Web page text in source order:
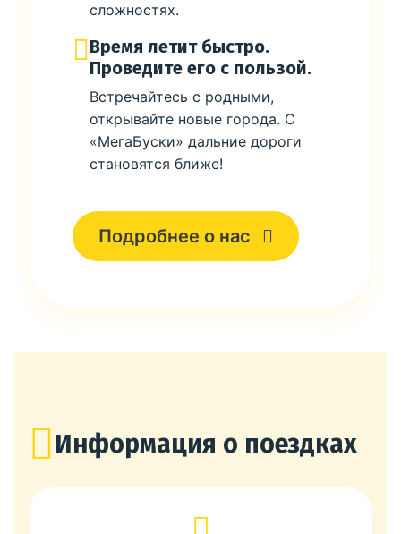
сложностях.
Время летит быстро.
Проведите его с пользой.
Встречайтесь с родными,
открывайте новые города. С
«МегаБуски» дальние дороги
становятся ближе!
Подробнее о нас
Информация о поездках